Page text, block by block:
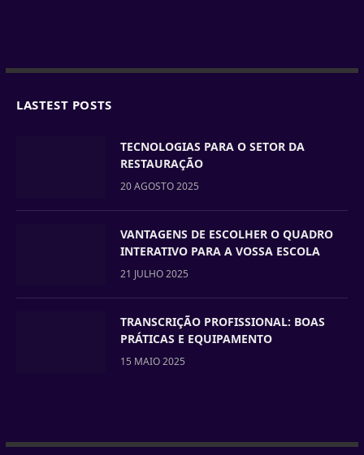
LASTEST POSTS
TECNOLOGIAS PARA O SETOR DA
RESTAURAÇÃO
20 AGOSTO 2025
VANTAGENS DE ESCOLHER O QUADRO
INTERATIVO PARA A VOSSA ESCOLA
21 JULHO 2025
TRANSCRIÇÃO PROFISSIONAL: BOAS
PRÁTICAS E EQUIPAMENTO
15 MAIO 2025